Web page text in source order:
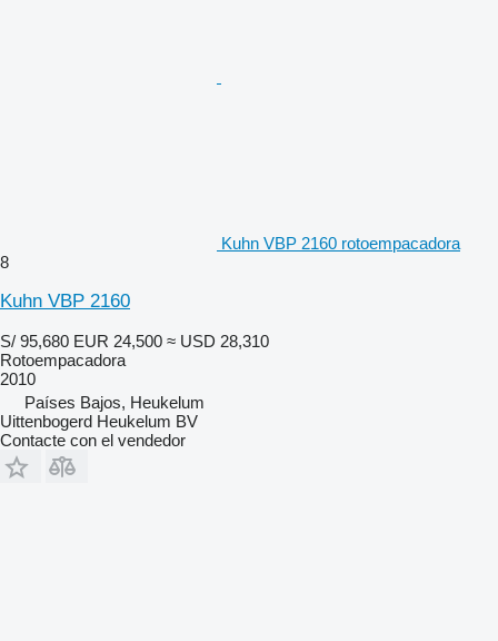
Kuhn VBP 2160 rotoempacadora
8
Kuhn VBP 2160
S/ 95,680 EUR 24,500 ≈ USD 28,310
Rotoempacadora
2010
Países Bajos, Heukelum
Uittenbogerd Heukelum BV
Contacte con el vendedor